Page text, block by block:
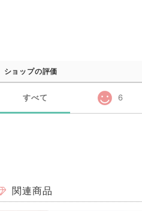
ショップの評価
すべて 6
関連商品